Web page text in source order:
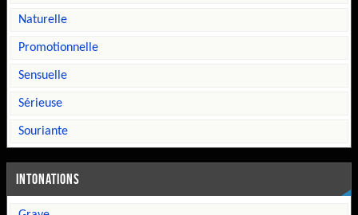
naturelle
promotionnelle
sensuelle
sérieuse
souriante
INTONATIONS